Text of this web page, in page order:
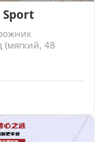
Sport
(мягкий, 48